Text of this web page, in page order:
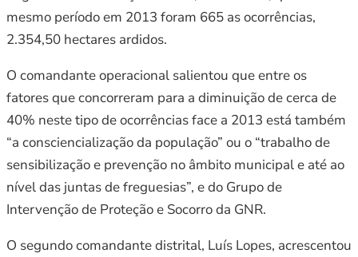
mesmo período em 2013 foram 665 as ocorrências,
2.354,50 hectares ardidos.
O comandante operacional salientou que entre os
fatores que concorreram para a diminuição de cerca de
40% neste tipo de ocorrências face a 2013 está também
“a consciencialização da população” ou o “trabalho de
sensibilização e prevenção no âmbito municipal e até ao
nível das juntas de freguesias”, e do Grupo de
Intervenção de Proteção e Socorro da GNR.
O segundo comandante distrital, Luís Lopes, acrescentou